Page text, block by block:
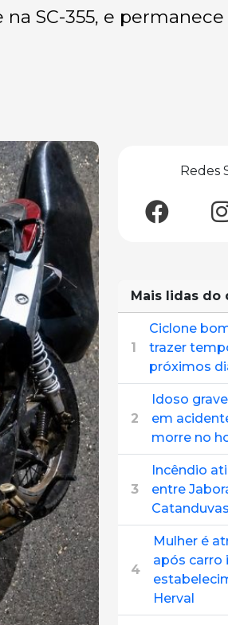
SC-355, e
Redes
Mais lidas do
1
Ciclone
trazer
próximos
2
Idoso
em
morre no
3
Incêndio
entre
Catanduvas
4
Mulher é
após carro
Herval